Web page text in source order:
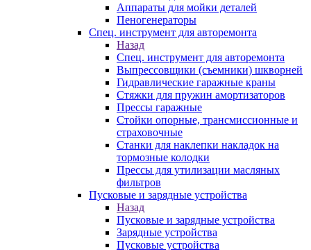
Аппараты для мойки деталей
Пеногенераторы
Спец. инструмент для авторемонта
Назад
Спец. инструмент для авторемонта
Выпрессовщики (съемники) шкворней
Гидравлические гаражные краны
Стяжки для пружин амортизаторов
Прессы гаражные
Стойки опорные, трансмиссионные и
страховочные
Станки для наклепки накладок на
тормозные колодки
Прессы для утилизации масляных
фильтров
Пусковые и зарядные устройства
Назад
Пусковые и зарядные устройства
Зарядные устройства
Пусковые устройства